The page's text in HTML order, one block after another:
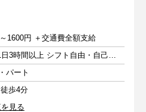
1600円 ＋交通費全額支給
週1日以上 1日3時間以上 シフト自由・自己申告
パート
歩4分
見る